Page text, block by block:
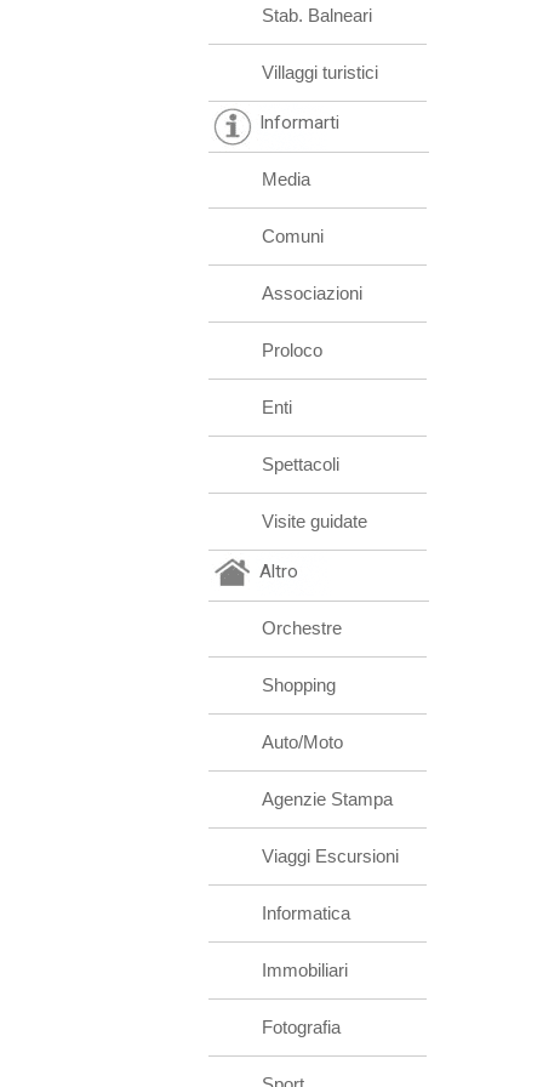
Stab. Balneari
Villaggi turistici
Informarti
Media
Comuni
Associazioni
Proloco
Enti
Spettacoli
Visite guidate
Altro
Orchestre
Shopping
Auto/Moto
Agenzie Stampa
Viaggi Escursioni
Informatica
Immobiliari
Fotografia